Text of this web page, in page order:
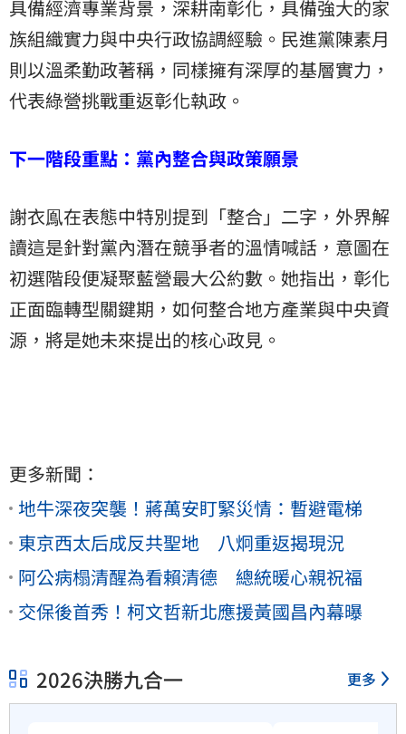
具備經濟專業背景，深耕南彰化，具備強大的家
族組織實力與中央行政協調經驗。民進黨陳素月
則以溫柔勤政著稱，同樣擁有深厚的基層實力，
代表綠營挑戰重返彰化執政。
下一階段重點：黨內整合與政策願景
謝衣鳯在表態中特別提到「整合」二字，外界解
讀這是針對黨內潛在競爭者的溫情喊話，意圖在
初選階段便凝聚藍營最大公約數。她指出，彰化
正面臨轉型關鍵期，如何整合地方產業與中央資
源，將是她未來提出的核心政見。
更多新聞：
地牛深夜突襲！蔣萬安盯緊災情：暫避電梯
東京西太后成反共聖地 八炯重返揭現況
阿公病榻清醒為看賴清德 總統暖心親祝福
交保後首秀！柯文哲新北應援黃國昌內幕曝
2026決勝九合一 更多